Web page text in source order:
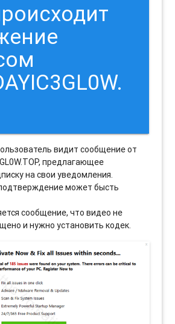
видит сообщение от
предлагающее
на свои уведомления.
может бысть
сообщение, что видео не
и нужно установить кодек.